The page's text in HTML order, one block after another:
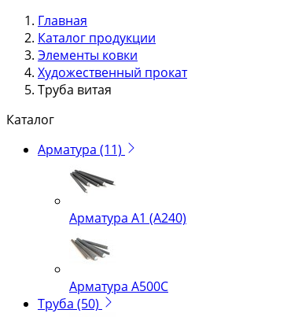
Главная
Каталог продукции
Элементы ковки
Художественный прокат
Труба витая
Каталог
Арматура (11)
Арматура А1 (А240)
Арматура А500С
Труба (50)